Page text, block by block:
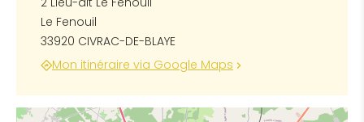
Le Fenouil
33920 CIVRAC-DE-BLAYE
Mon itinéraire via Google Maps